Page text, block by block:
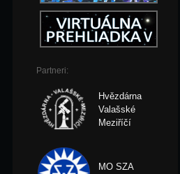
Partneri:
Hvězdárna
Valašské
Meziříčí
MO SZA